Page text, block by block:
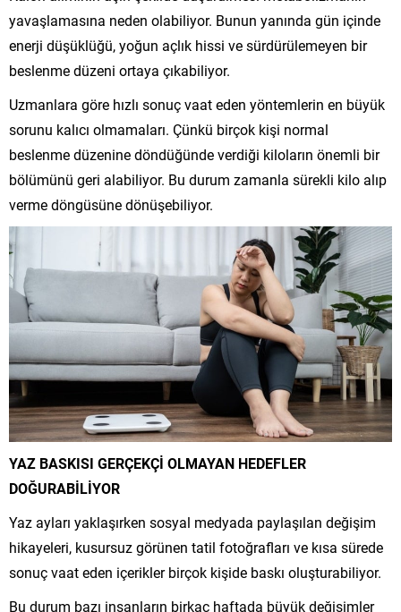
yavaşlamasına neden olabiliyor. Bunun yanında gün içinde
enerji düşüklüğü, yoğun açlık hissi ve sürdürülemeyen bir
beslenme düzeni ortaya çıkabiliyor.
Uzmanlara göre hızlı sonuç vaat eden yöntemlerin en büyük
sorunu kalıcı olmamaları. Çünkü birçok kişi normal
beslenme düzenine döndüğünde verdiği kiloların önemli bir
bölümünü geri alabiliyor. Bu durum zamanla sürekli kilo alıp
verme döngüsüne dönüşebiliyor.
YAZ BASKISI GERÇEKÇİ OLMAYAN HEDEFLER
DOĞURABİLİYOR
Yaz ayları yaklaşırken sosyal medyada paylaşılan değişim
hikayeleri, kusursuz görünen tatil fotoğrafları ve kısa sürede
sonuç vaat eden içerikler birçok kişide baskı oluşturabiliyor.
Bu durum bazı insanların birkaç haftada büyük değişimler